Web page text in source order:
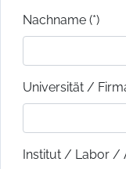
Nachname (*)
Universität /
Institut / Labor /